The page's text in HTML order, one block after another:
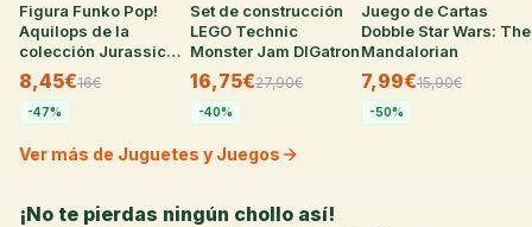
30
Figura Funko Pop!
Aquilops de la
colección Jurassic
World Rebirth
8,45€16€
-47%
27°
Set de construcción
LEGO Technic
Monster Jam DIGatron
16,75€27,90€
-40%
Juego de Cartas
Dobble Star Wars: The
Mandalorian
7,99€15,90€
-50%
Ver más de Juguetes y Juegos
¡No te pierdas ningún chollo así!